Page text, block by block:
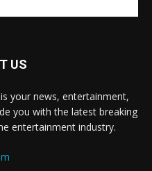
US
your news, entertainment,
you with the latest breaking
entertainment industry.